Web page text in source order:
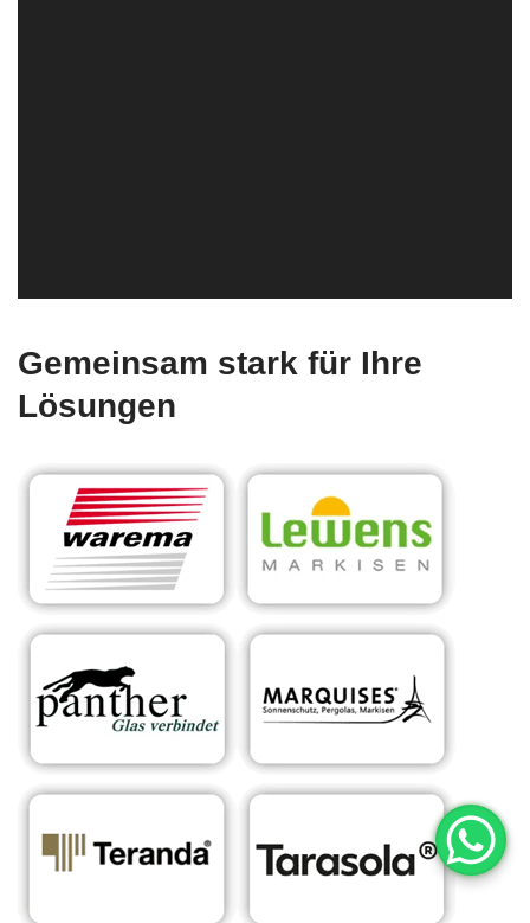
Gemeinsam stark für Ihre
Lösungen